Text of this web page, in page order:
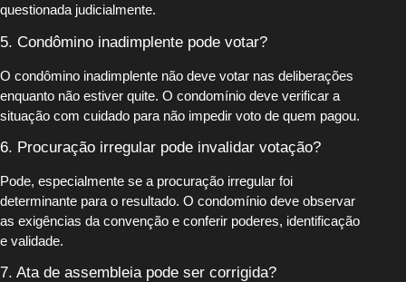
questionada judicialmente.
5. Condômino inadimplente pode votar?
O condômino inadimplente não deve votar nas deliberações
enquanto não estiver quite. O condomínio deve verificar a
situação com cuidado para não impedir voto de quem pagou.
6. Procuração irregular pode invalidar votação?
Pode, especialmente se a procuração irregular foi
determinante para o resultado. O condomínio deve observar
as exigências da convenção e conferir poderes, identificação
e validade.
7. Ata de assembleia pode ser corrigida?